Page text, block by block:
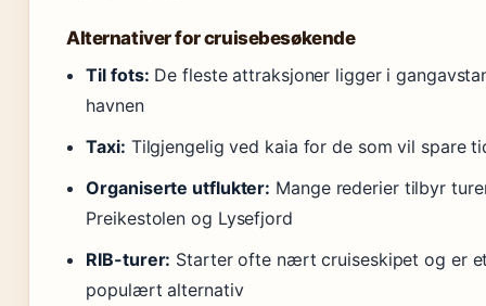
Alternativer for cruisebesøkende
Til fots: De fleste attraksjoner ligger i
havnen
Taxi: Tilgjengelig ved kaia for de som vil spare
Organiserte utflukter: Mange rederier tilbyr
Preikestolen og Lysefjord
RIB-turer: Starter ofte nært cruiseskipet og er
populært alternativ